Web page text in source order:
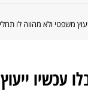
משפטי ולא מהווה לו
עכשיו